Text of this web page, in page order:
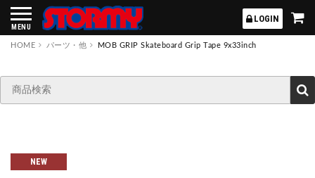
MENU
LOGIN
HOME パーツ・他 MOB GRIP Skateboard Grip Tape 9x33inch
NEW